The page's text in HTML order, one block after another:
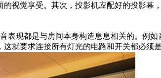
视觉享受。其次，投影机应配好的投影幕
现都是与房间本身构造息息相关的。例如
就要求连接所有灯光的电路和开关都必须是